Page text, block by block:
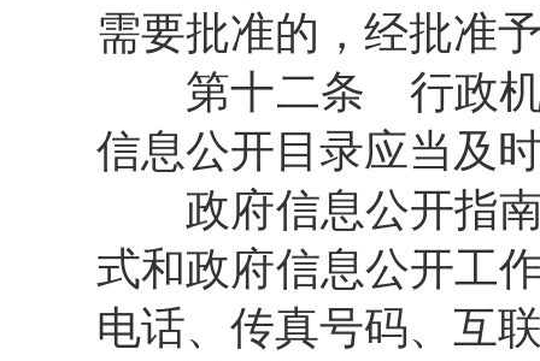
需要批准的，经批准
第十二条 行政机
信息公开目录应当及
政府信息公开指南
式和政府信息公开工
电话、传真号码、互